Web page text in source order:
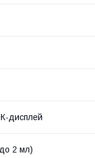
дисплей
2 мл)